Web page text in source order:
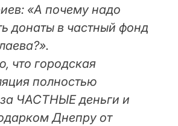
«А почему надо
донаты в частный фонд
что городская
полностью
ЧАСТНЫЕ деньги и
Днепру от